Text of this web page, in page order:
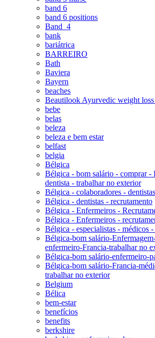
band 6
band 6 positions
Band_4
bank
bariátrica
BARREIRO
Bath
Baviera
Bayern
beaches
Beautilook Ayurvedic weight
bebe
belas
beleza
beleza e bem estar
belfast
belgia
Bélgica
Bélgica - bom salário - comprar -
dentista - trabalhar no exterior
Bélgica - colaboradores -
Bélgica - dentistas - recrutamento
Bélgica - Enfermeiros -
Bélgica - Enfermeiros -
Bélgica - especialistas - médicos
Bélgica-bom salário-
enfermeiro-Francia-trabalhar no
Bélgica-bom salário-enfermeiro-
Bélgica-bom salário-Francia-
trabalhar no exterior
Belgium
Bélica
bem-estar
benefícios
benefits
berkshire